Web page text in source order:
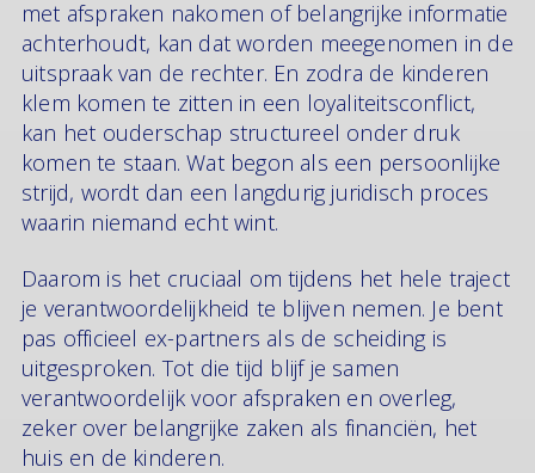
met afspraken nakomen of belangrijke informatie
achterhoudt, kan dat worden meegenomen in de
uitspraak van de rechter. En zodra de kinderen
klem komen te zitten in een loyaliteitsconflict,
kan het ouderschap structureel onder druk
komen te staan. Wat begon als een persoonlijke
strijd, wordt dan een langdurig juridisch proces
waarin niemand echt wint.
Daarom is het cruciaal om tijdens het hele traject
je verantwoordelijkheid te blijven nemen. Je bent
pas officieel ex-partners als de scheiding is
uitgesproken. Tot die tijd blijf je samen
verantwoordelijk voor afspraken en overleg,
zeker over belangrijke zaken als financiën, het
huis en de kinderen.